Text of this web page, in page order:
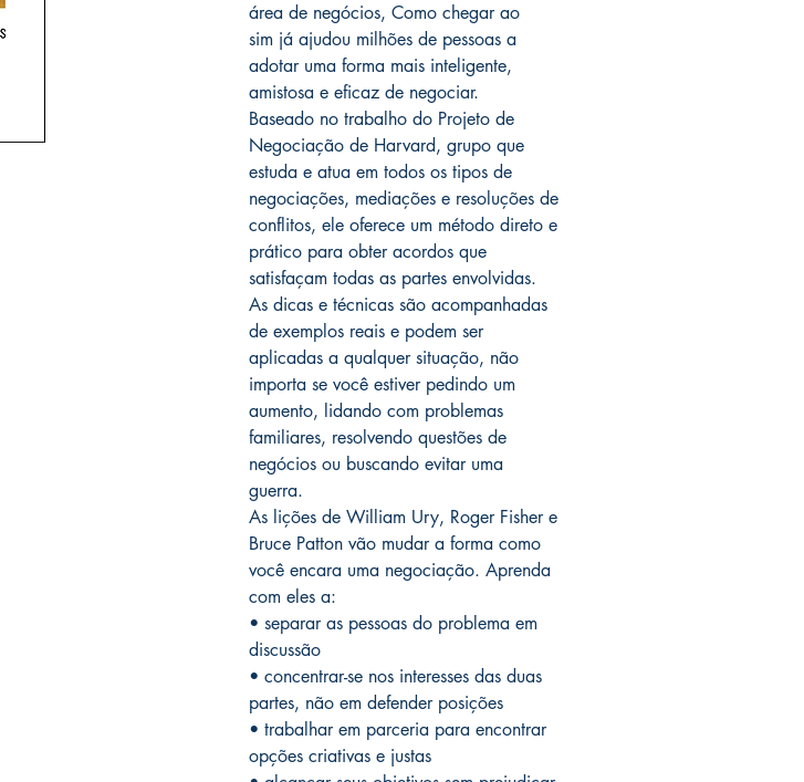
área de negócios, Como chegar ao
sim já ajudou milhões de pessoas a
adotar uma forma mais inteligente,
amistosa e eficaz de negociar.
Baseado no trabalho do Projeto de
Negociação de Harvard, grupo que
estuda e atua em todos os tipos de
negociações, mediações e resoluções de
conflitos, ele oferece um método direto e
prático para obter acordos que
satisfaçam todas as partes envolvidas.
As dicas e técnicas são acompanhadas
de exemplos reais e podem ser
aplicadas a qualquer situação, não
importa se você estiver pedindo um
aumento, lidando com problemas
familiares, resolvendo questões de
negócios ou buscando evitar uma
guerra.
As lições de William Ury, Roger Fisher e
Bruce Patton vão mudar a forma como
você encara uma negociação. Aprenda
com eles a:
• separar as pessoas do problema em
discussão
• concentrar-se nos interesses das duas
partes, não em defender posições
• trabalhar em parceria para encontrar
opções criativas e justas